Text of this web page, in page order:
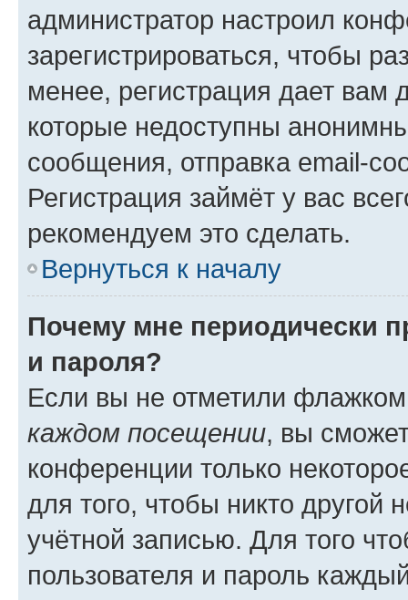
администратор настроил
зарегистрироваться, чтобы
менее, регистрация дает вам
которые недоступны
сообщения, отправка email-
Регистрация займёт у вас
рекомендуем это сделать.
Вернуться к началу
Почему мне периодически
и пароля?
Если вы не отметили
каждом посещении, вы
конференции только
для того, чтобы никто другой
учётной записью. Для того
пользователя и пароль